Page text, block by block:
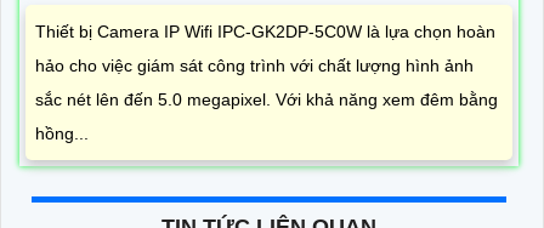
Thiết bị Camera IP Wifi IPC-GK2DP-5C0W là lựa chọn hoàn
hảo cho việc giám sát công trình với chất lượng hình ảnh
sắc nét lên đến 5.0 megapixel. Với khả năng xem đêm bằng
hồng...